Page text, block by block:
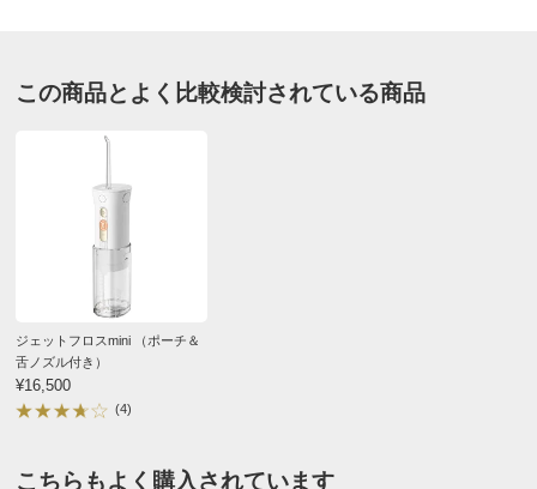
■サイズ：約幅27・マチ13・高さ22・持ち手高さ20～33・
ショルダー高さ47～77cm（調節可・取り外し可）
■重さ：約320g
■素材：本体…ナイロン・綿・牛革、内側…綿、持ち手・
ショルダー…牛革
■ファスナー式開閉
■内部にファスナー式ポケット×1、オープンポケット×1
■原産国：イタリア製
■インポート企画の為、仕様が多少異なる場合がありま
この商品とよく比較検討されている商品
ジェットフロスmini （ポーチ＆
舌ノズル付き）
¥16,500
(4)
こちらもよく購入されています